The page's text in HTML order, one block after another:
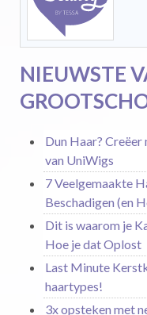
NIEUWSTE
Dun Haar?
van UniWigs
7 Veelgemaakte
Beschadigen (en
Dit is waarom je
Hoe je dat Oplost
Last Minute
haartypes!
3x opsteken met